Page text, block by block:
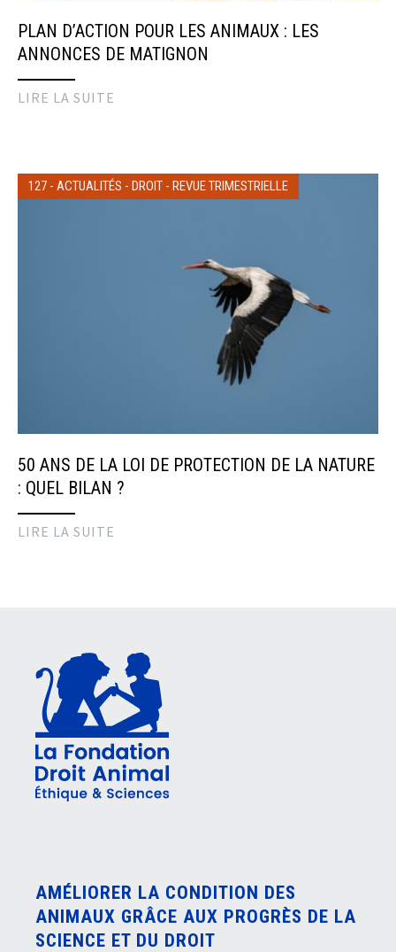
PLAN D’ACTION POUR LES ANIMAUX : LES
ANNONCES DE MATIGNON
LIRE LA SUITE
127 - ACTUALITÉS - DROIT - REVUE TRIMESTRIELLE
50 ANS DE LA LOI DE PROTECTION DE LA NATURE
: QUEL BILAN ?
LIRE LA SUITE
AMÉLIORER LA CONDITION DES
ANIMAUX GRÂCE AUX PROGRÈS DE LA
SCIENCE ET DU DROIT